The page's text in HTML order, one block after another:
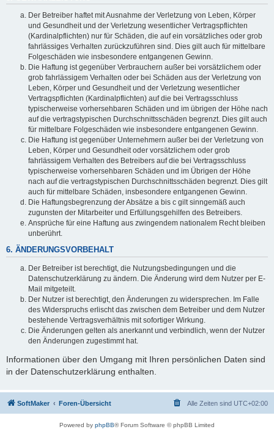
Der Betreiber haftet mit Ausnahme der Verletzung von Leben, Körper
und Gesundheit und der Verletzung wesentlicher Vertragspflichten
(Kardinalpflichten) nur für Schäden, die auf ein vorsätzliches oder grob
fahrlässiges Verhalten zurückzuführen sind. Dies gilt auch für mittelbare
Folgeschäden wie insbesondere entgangenen Gewinn.
Die Haftung ist gegenüber Verbrauchern außer bei vorsätzlichem oder
grob fahrlässigem Verhalten oder bei Schäden aus der Verletzung von
Leben, Körper und Gesundheit und der Verletzung wesentlicher
Vertragspflichten (Kardinalpflichten) auf die bei Vertragsschluss
typischerweise vorhersehbaren Schäden und im übrigen der Höhe nach
auf die vertragstypischen Durchschnittsschäden begrenzt. Dies gilt auch
für mittelbare Folgeschäden wie insbesondere entgangenen Gewinn.
Die Haftung ist gegenüber Unternehmern außer bei der Verletzung von
Leben, Körper und Gesundheit oder vorsätzlichem oder grob
fahrlässigem Verhalten des Betreibers auf die bei Vertragsschluss
typischerweise vorhersehbaren Schäden und im Übrigen der Höhe
nach auf die vertragstypischen Durchschnittsschäden begrenzt. Dies gilt
auch für mittelbare Schäden, insbesondere entgangenen Gewinn.
Die Haftungsbegrenzung der Absätze a bis c gilt sinngemäß auch
zugunsten der Mitarbeiter und Erfüllungsgehilfen des Betreibers.
Ansprüche für eine Haftung aus zwingendem nationalem Recht bleiben
unberührt.
6. ÄNDERUNGSVORBEHALT
Der Betreiber ist berechtigt, die Nutzungsbedingungen und die
Datenschutzerklärung zu ändern. Die Änderung wird dem Nutzer per E-
Mail mitgeteilt.
Der Nutzer ist berechtigt, den Änderungen zu widersprechen. Im Falle
des Widerspruchs erlischt das zwischen dem Betreiber und dem Nutzer
bestehende Vertragsverhältnis mit sofortiger Wirkung.
Die Änderungen gelten als anerkannt und verbindlich, wenn der Nutzer
den Änderungen zugestimmt hat.
Informationen über den Umgang mit Ihren persönlichen Daten sind
in der Datenschutzerklärung enthalten.
SoftMaker Foren-Übersicht Alle Zeiten sind UTC+02:00
Powered by phpBB® Forum Software © phpBB Limited